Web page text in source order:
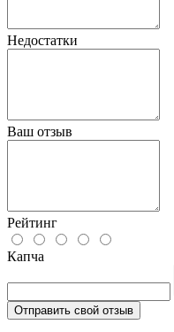
Недостатки
Ваш отзыв
Рейтинг
Капча
Отправить свой отзыв